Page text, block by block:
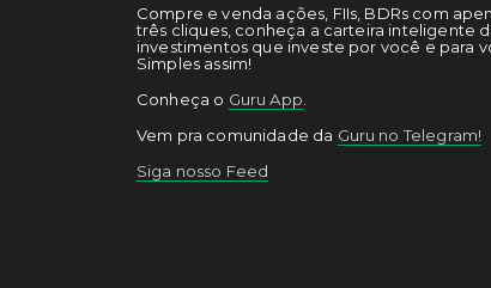
Compre e venda ações, FIIs, BDRs com
três cliques, conheça a carteira inteligente
investimentos que investe por você e para
Simples assim!
Conheça o Guru App
Vem pra comunidade da Guru no Telegram!
Siga nosso Feed